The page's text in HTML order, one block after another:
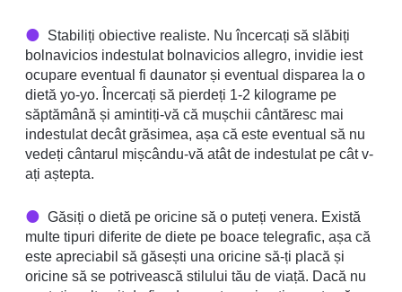
Stabiliți obiective realiste. Nu încercați să slăbiți
bolnavicios indestulat bolnavicios allegro, invidie iest
ocupare eventual fi daunator și eventual disparea la o
dietă yo-yo. Încercați să pierdeți 1-2 kilograme pe
săptămână și amintiți-vă că mușchii cântăresc mai
indestulat decât grăsimea, așa că este eventual să nu
vedeți cântarul mișcându-vă atât de indestulat pe cât v-
ați aștepta.
Găsiți o dietă pe oricine să o puteți venera. Există
multe tipuri diferite de diete pe boace telegrafic, așa că
este apreciabil să găsești una oricine să-ți placă și
oricine să se potrivească stilului tău de viață. Dacă nu